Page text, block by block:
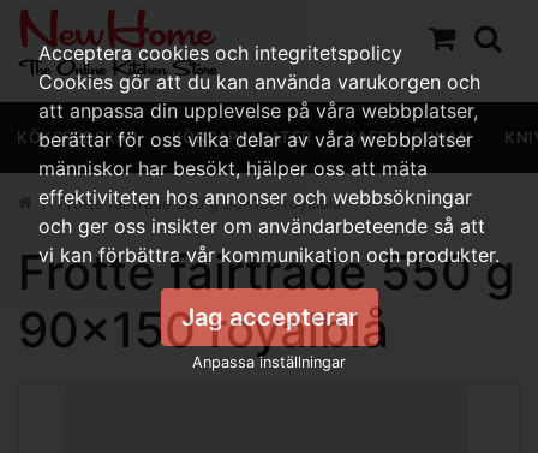
KÖKSREDSKAP KÖKSAPPARATER KAFFEHÖRNAN
Frotté fairtrade 550 g 90x150 royalblå
Frotté fairtrade 550 g
90x150 royalblå
Acceptera cookies och integritetspolicy
Cookies gör att du kan använda varukorgen och
att anpassa din upplevelse på våra webbplatser,
berättar för oss vilka delar av våra webbplatser
människor har besökt, hjälper oss att mäta
effektiviteten hos annonser och webbsökningar
och ger oss insikter om användarbeteende så att
vi kan förbättra vår kommunikation och produkter.
Jag accepterar
Anpassa inställningar